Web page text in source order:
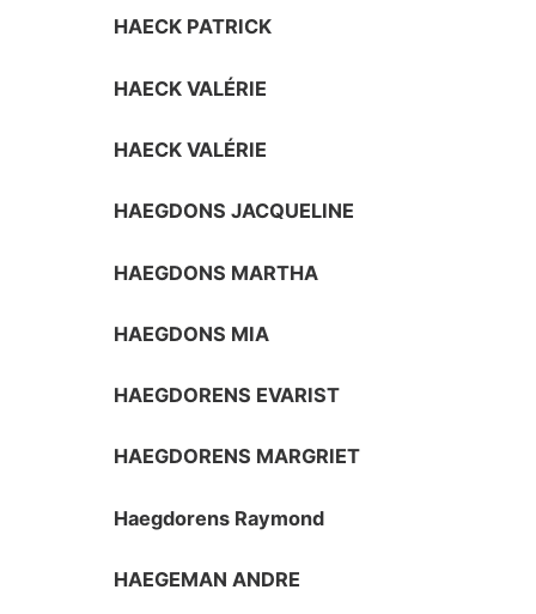
HAECK PATRICK
HAECK VALÉRIE
HAECK VALÉRIE
HAEGDONS JACQUELINE
HAEGDONS MARTHA
HAEGDONS MIA
HAEGDORENS EVARIST
HAEGDORENS MARGRIET
Haegdorens Raymond
HAEGEMAN ANDRE